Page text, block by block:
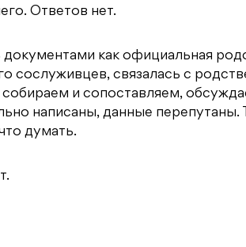
Ответов нет.
как официальная
сослуживцев, связалась с
и сопоставляем,
написаны, данные перепутаны.
думать.